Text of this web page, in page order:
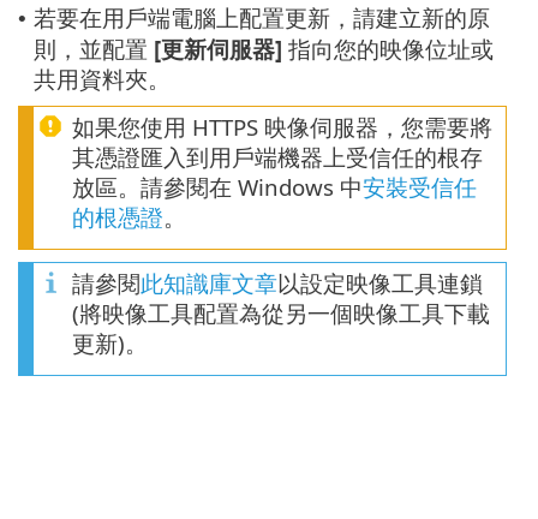
• 若要在用戶端電腦上配置更新，請建立新的原
則，並配置 [更新伺服器] 指向您的映像位址或
共用資料夾。
如果您使用 HTTPS 映像伺服器，您需要將
其憑證匯入到用戶端機器上受信任的根存
放區。請參閱在 Windows 中安裝受信任
的根憑證。
請參閱此知識庫文章以設定映像工具連鎖
(將映像工具配置為從另一個映像工具下載
更新)。